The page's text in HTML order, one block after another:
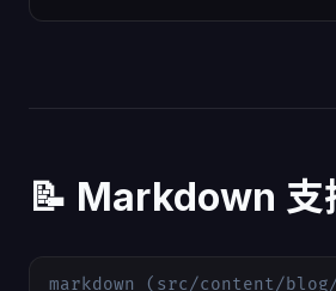
📝 Markdown 支
markdown (src/content/